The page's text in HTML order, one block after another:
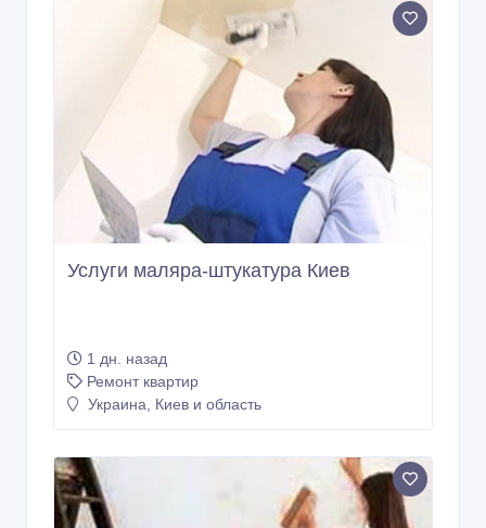
Услуги маляра-штукатура Киев
1 дн. назад
Ремонт квартир
Украина, Киев и область